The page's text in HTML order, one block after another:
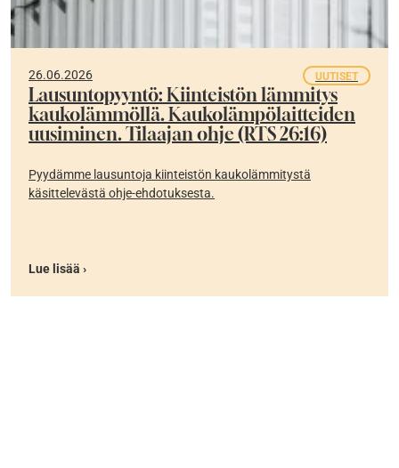
26.06.2026 UUTISET
Lausuntopyyntö: Kiinteistön lämmitys
kaukolämmöllä. Kaukolämpölaitteiden
uusiminen. Tilaajan ohje (RTS 26:16)
Pyydämme lausuntoja kiinteistön kaukolämmitystä
käsittelevästä ohje-ehdotuksesta.
Lue lisää ›